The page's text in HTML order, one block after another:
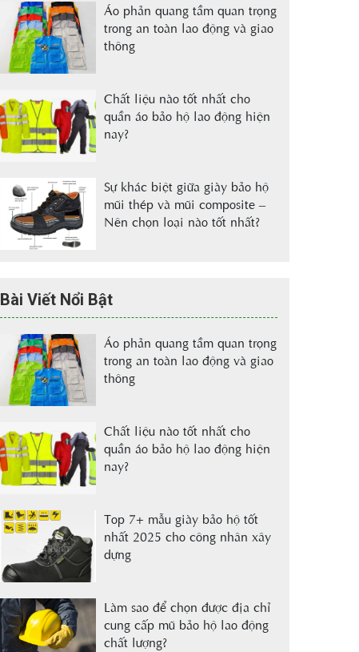
Áo phản quang tầm quan trọng
trong an toàn lao động và giao
thông
Chất liệu nào tốt nhất cho
quần áo bảo hộ lao động hiện
nay?
Sự khác biệt giữa giày bảo hộ
mũi thép và mũi composite –
Nên chọn loại nào tốt nhất?
Bài Viết Nổi Bật
Áo phản quang tầm quan trọng
trong an toàn lao động và giao
thông
Chất liệu nào tốt nhất cho
quần áo bảo hộ lao động hiện
nay?
Top 7+ mẫu giày bảo hộ tốt
nhất 2025 cho công nhân xây
dựng
Làm sao để chọn được địa chỉ
cung cấp mũ bảo hộ lao động
chất lượng?